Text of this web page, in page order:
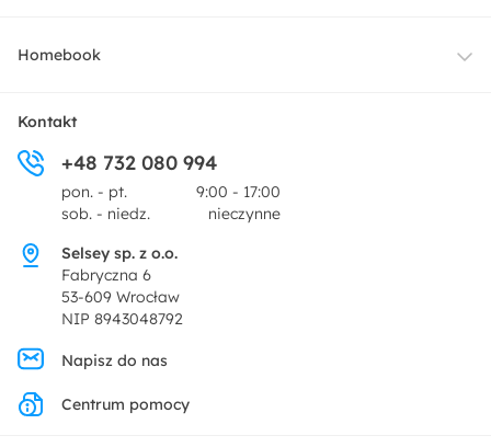
Dekoracje i akcesoria
Promocje
Dostawa
Zwroty
Pytania i odpowiedzi
Homebook
O nas
Centrum prasowe
Regulamin
Polityka prywatności
Ustawienia prywatności
Kontakt
+48 732 080 994
pon. - pt.
9:00 - 17:00
sob. - niedz.
nieczynne
Selsey sp. z o.o.
Fabryczna 6
53-609 Wrocław
NIP 8943048792
Napisz do nas
Centrum pomocy